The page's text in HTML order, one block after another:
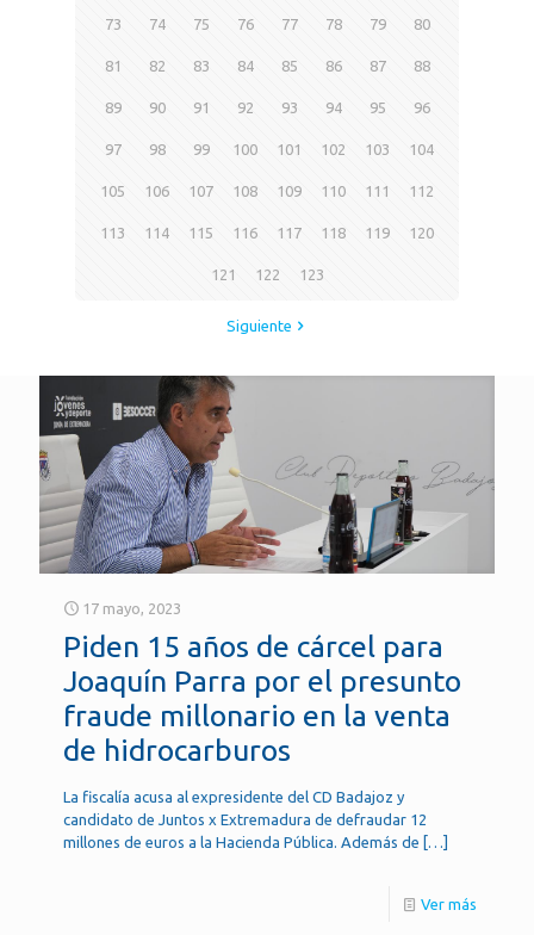
73 74 75 76 77 78 79 80
81 82 83 84 85 86 87 88
89 90 91 92 93 94 95 96
97 98 99 100 101 102 103 104
105 106 107 108 109 110 111 112
113 114 115 116 117 118 119 120
121 122 123
Siguiente
17 mayo, 2023
Piden 15 años de cárcel para
Joaquín Parra por el presunto
fraude millonario en la venta
de hidrocarburos
La fiscalía acusa al expresidente del CD Badajoz y
candidato de Juntos x Extremadura de defraudar 12
millones de euros a la Hacienda Pública. Además de […]
Ver más